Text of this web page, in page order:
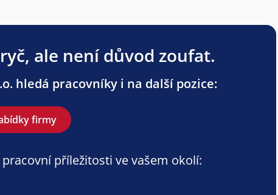
ale není důvod zoufat.
hledá pracovníky i na další pozice:
firmy
příležitosti ve vašem okolí: